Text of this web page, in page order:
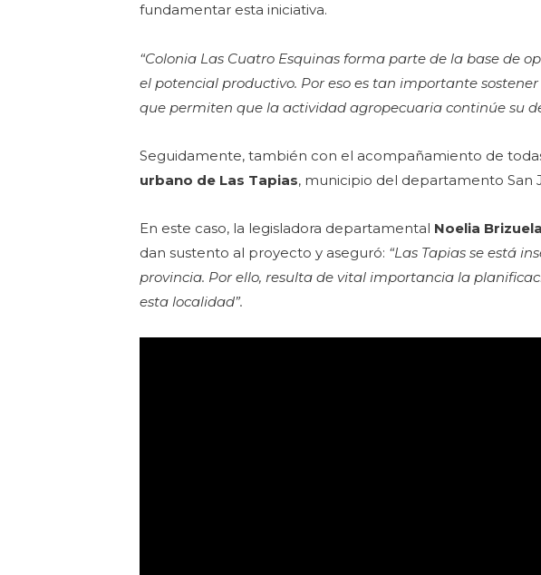
fundamentar esta iniciativa.
“Colonia Las Cuatro Esquinas forma parte de la base de
el potencial productivo. Por eso es tan importante
que permiten que la actividad agropecuaria continúe su
Seguidamente, también con el acompañamiento de
urbano de Las Tapias, municipio del departamento San
En este caso, la legisladora departamental Noelia Brizuela
dan sustento al proyecto y aseguró: “Las Tapias se está
provincia. Por ello, resulta de vital importancia la
esta localidad”.